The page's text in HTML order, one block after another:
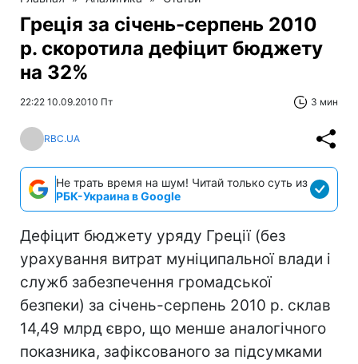
Греція за січень-серпень 2010
р. скоротила дефіцит бюджету
на 32%
22:22 10.09.2010 Пт 3 мин
RBC.UA
Не трать время на шум! Читай только суть из
РБК-Украина в Google
Дефіцит бюджету уряду Греції (без
урахування витрат муніципальної влади і
служб забезпечення громадської
безпеки) за січень-серпень 2010 р. склав
14,49 млрд євро, що менше аналогічного
показника, зафіксованого за підсумками